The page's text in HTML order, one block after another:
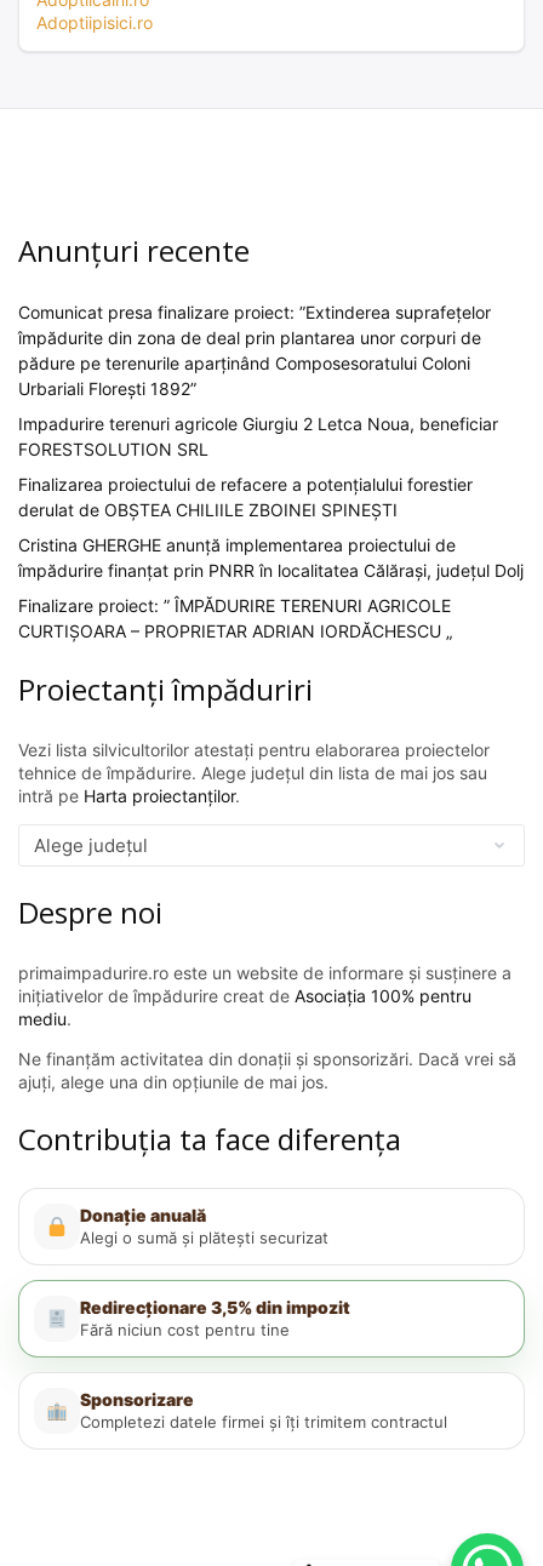
Adoptiipisici.ro
Anunțuri recente
Comunicat presa finalizare proiect: ”Extinderea suprafețelor
împădurite din zona de deal prin plantarea unor corpuri de
pădure pe terenurile aparținând Composesoratului Coloni
Urbariali Florești 1892”
Impadurire terenuri agricole Giurgiu 2 Letca Noua, beneficiar
FORESTSOLUTION SRL
Finalizarea proiectului de refacere a potențialului forestier
derulat de OBȘTEA CHILIILE ZBOINEI SPINEȘTI
Cristina GHERGHE anunță implementarea proiectului de
împădurire finanțat prin PNRR în localitatea Călărași, județul Dolj
Finalizare proiect: ” ÎMPĂDURIRE TERENURI AGRICOLE
CURTIȘOARA – PROPRIETAR ADRIAN IORDĂCHESCU „
Proiectanți împăduriri
Vezi lista silvicultorilor atestați pentru elaborarea proiectelor
tehnice de împădurire. Alege județul din lista de mai jos sau
intră pe Harta proiectanților.
Despre noi
primaimpadurire.ro este un website de informare și susținere a
inițiativelor de împădurire creat de Asociația 100% pentru
mediu.
Ne finanțăm activitatea din donații și sponsorizări. Dacă vrei să
ajuți, alege una din opțiunile de mai jos.
Contribuția ta face diferența
Donație anuală
Alegi o sumă și plătești securizat
Redirecționare 3,5% din impozit
Fără niciun cost pentru tine
Sponsorizare
Completezi datele firmei și îți trimitem contractul